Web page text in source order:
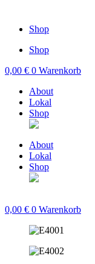
Shop
Shop
0,00 € 0 Warenkorb
About
Lokal
Shop
About
Lokal
Shop
0,00 € 0 Warenkorb